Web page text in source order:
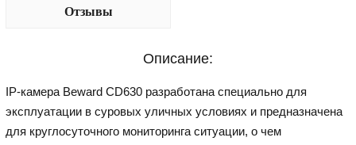
Отзывы
Описание:
IP-камера Beward CD630 разработана специально для
эксплуатации в суровых уличных условиях и предназначена
для круглосуточного мониторинга ситуации, о чем